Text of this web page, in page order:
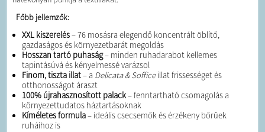
Főbb jellemzők:
XXL kiszerelés– 76 mosásra elegendő koncentrált öblítő,
gazdaságos és környezetbarát megoldás
Hosszan tartó puhaság– minden ruhadarabot kellemes
tapintásúvá és kényelmessé varázsol
Finom, tiszta illat– a Delicata & Sofficeillat frissességet és
otthonosságot áraszt
100% újrahasznosított palack– fenntartható csomagolás a
környezettudatos háztartásoknak
Kíméletes formula– ideális csecsemők és érzékeny bőrűek
ruháihoz is